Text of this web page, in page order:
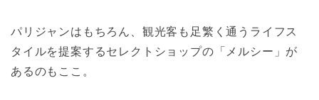
パリジャンはもちろん、観光客も足繁く通うライフス
タイルを提案するセレクトショップの「メルシー」が
あるのもここ。